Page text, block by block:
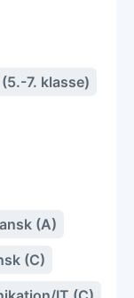
7. klasse)
(A)
(C)